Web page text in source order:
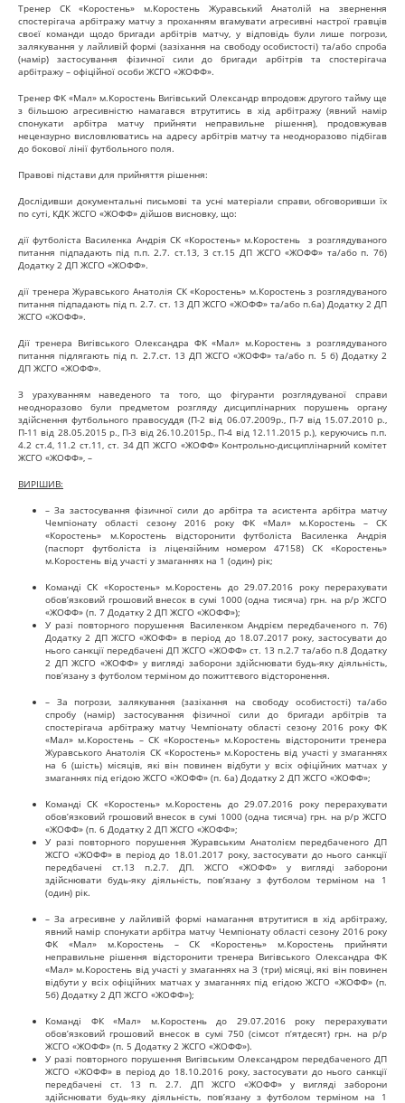
Тренер СК «Коростень» м.Коростень Журавський Анатолій на звернення
спостерігача арбітражу матчу з проханням вгамувати агресивні настрої гравців
своєї команди щодо бригади арбітрів матчу, у відповідь були лише погрози,
залякування у лайливій формі (зазіхання на свободу особистості) та/або спроба
(намір) застосування фізичної сили до бригади арбітрів та спостерігача
арбітражу – офіційної особи ЖСГО «ЖОФФ».
Тренер ФК «Мал» м.Коростень Вигівський Олександр впродовж другого тайму ще
з більшою агресивністю намагався втрутитись в хід арбітражу (явний намір
спонукати арбітра матчу прийняти неправильне рішення), продовжував
нецензурно висловлюватись на адресу арбітрів матчу та неодноразово підбігав
до бокової лінії футбольного поля.
Правові підстави для прийняття рішення:
Дослідивши документальні письмові та усні матеріали справи, обговоривши їх
по суті, КДК ЖСГО «ЖОФФ» дійшов висновку, що:
дії футболіста Василенка Андрія СК «Коростень» м.Коростень з розглядуваного
питання підпадають під п.п. 2.7. ст.13, 3 ст.15 ДП ЖСГО «ЖОФФ» та/або п. 7б)
Додатку 2 ДП ЖСГО «ЖОФФ».
дії тренера Журавського Анатолія СК «Коростень» м.Коростень з розглядуваного
питання підпадають під п. 2.7. ст. 13 ДП ЖСГО «ЖОФФ» та/або п.6а) Додатку 2 ДП
ЖСГО «ЖОФФ».
Дії тренера Вигівського Олександра ФК «Мал» м.Коростень з розглядуваного
питання підлягають під п. 2.7.ст. 13 ДП ЖСГО «ЖОФФ» та/або п. 5 б) Додатку 2
ДП ЖСГО «ЖОФФ».
З урахуванням наведеного та того, що фігуранти розглядуваної справи
неодноразово були предметом розгляду дисциплінарних порушень органу
здійснення футбольного правосуддя (П-2 від 06.07.2009р., П-7 від 15.07.2010 р.,
П-11 від 28.05.2015 р., П-3 від 26.10.2015р., П-4 від 12.11.2015 р.), керуючись п.п.
4.2 ст.4, 11.2 ст.11, ст. 34 ДП ЖСГО «ЖОФФ» Контрольно-дисциплінарний комітет
ЖСГО «ЖОФФ», –
ВИРІШИВ:
– За застосування фізичної сили до арбітра та асистента арбітра матчу
Чемпіонату області сезону 2016 року ФК «Мал» м.Коростень – СК
«Коростень» м.Коростень відсторонити футболіста Василенка Андрія
(паспорт футболіста із ліцензійним номером 47158) СК «Коростень»
м.Коростень від участі у змаганнях на 1 (один) рік;
Команді СК «Коростень» м.Коростень до 29.07.2016 року перерахувати
обов’язковий грошовий внесок в сумі 1000 (одна тисяча) грн. на р/р ЖСГО
«ЖОФФ» (п. 7 Додатку 2 ДП ЖСГО «ЖОФФ»);
У разі повторного порушення Василенком Андрієм передбаченого п. 7б)
Додатку 2 ДП ЖСГО «ЖОФФ» в період до 18.07.2017 року, застосувати до
нього санкції передбачені ДП ЖСГО «ЖОФФ» ст. 13 п.2.7 та/або п.8 Додатку
2 ДП ЖСГО «ЖОФФ» у вигляді заборони здійснювати будь-яку діяльність,
пов’язану з футболом терміном до пожиттєвого відсторонення.
– За погрози, залякування (зазіхання на свободу особистості) та/або
спробу (намір) застосування фізичної сили до бригади арбітрів та
спостерігача арбітражу матчу Чемпіонату області сезону 2016 року ФК
«Мал» м.Коростень – СК «Коростень» м.Коростень відсторонити тренера
Журавського Анатолія СК «Коростень» м.Коростень від участі у змаганнях
на 6 (шість) місяців, які він повинен відбути у всіх офіційних матчах у
змаганнях під егідою ЖСГО «ЖОФФ» (п. 6а) Додатку 2 ДП ЖСГО «ЖОФФ»;
Команді СК «Коростень» м.Коростень до 29.07.2016 року перерахувати
обов’язковий грошовий внесок в сумі 1000 (одна тисяча) грн. на р/р ЖСГО
«ЖОФФ» (п. 6 Додатку 2 ДП ЖСГО «ЖОФФ»;
У разі повторного порушення Журавським Анатолієм передбаченого ДП
ЖСГО «ЖОФФ» в період до 18.01.2017 року, застосувати до нього санкції
передбачені ст.13 п.2.7. ДП. ЖСГО «ЖОФФ» у вигляді заборони
здійснювати будь-яку діяльність, пов’язану з футболом терміном на 1
(один) рік.
– За агресивне у лайливій формі намагання втрутитися в хід арбітражу,
явний намір спонукати арбітра матчу Чемпіонату області сезону 2016 року
ФК «Мал» м.Коростень – СК «Коростень» м.Коростень прийняти
неправильне рішення відсторонити тренера Вигівського Олександра ФК
«Мал» м.Коростень від участі у змаганнях на 3 (три) місяці, які він повинен
відбути у всіх офіційних матчах у змаганнях під егідою ЖСГО «ЖОФФ» (п.
5б) Додатку 2 ДП ЖСГО «ЖОФФ»);
Команді ФК «Мал» м.Коростень до 29.07.2016 року перерахувати
обов’язковий грошовий внесок в сумі 750 (сімсот п’ятдесят) грн. на р/р
ЖСГО «ЖОФФ» (п. 5 Додатку 2 ЖСГО «ЖОФФ»).
У разі повторного порушення Вигівським Олександром передбаченого ДП
ЖСГО «ЖОФФ» в період до 18.10.2016 року, застосувати до нього санкції
передбачені ст. 13 п. 2.7. ДП ЖСГО «ЖОФФ» у вигляді заборони
здійснювати будь-яку діяльність, пов’язану з футболом терміном на 1